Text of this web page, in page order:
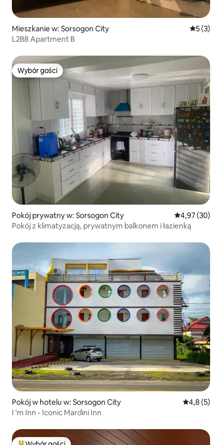
Mieszkanie w: Sorsogon City Średnia
5 (3)
L2B8 Apartment B
Wybór gości
Wybór gości
Pokój prywatny w: Sorsogon City Średnia
4,97 (30)
Pokój z klimatyzacją, prywatnym balkonem i łazienką
Pokój w hotelu w: Sorsogon City Średnia
4,8 (5)
I 'm Inn - Iconic Mardini Inn